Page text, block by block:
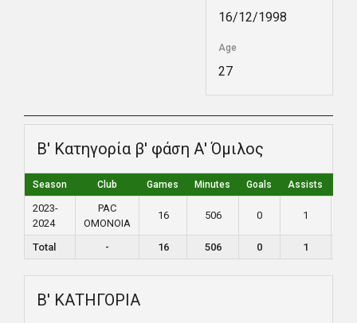
16/12/1998
Age
27
Β' Κατηγορία β' φάση Α' Όμιλος
Season Club Games Minutes Goals Assists
2023-
2024
PAC
ΟΜΟΝΟΙΑ
16 506 0 1
Total - 16 506 0 1
Β' ΚΑΤΗΓΟΡΙΑ